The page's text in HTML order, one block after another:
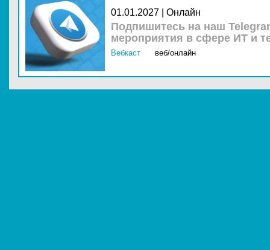
01.01.2027 | Онлайн
Подпишитесь на наш
мероприятия в сфере ИТ и
Вебкаст веб/онлайн